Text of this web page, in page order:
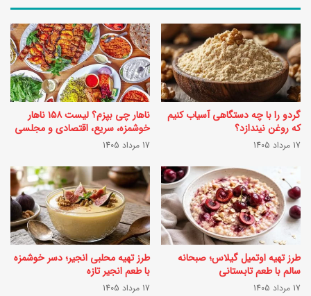
م
ل
ا
غ
ر
ی
7
و
ز
ه
(
ر
ی
ت
ک
ن
ن
د
ط
ب
ی
ع
ی
گردو را با چه دستگاهی آسیاب کنیم
که روغن نیندازد؟
17 مرداد 1405
ناهار چی بپزم؟ لیست ۱۵۸ ناهار
خوشمزه، سریع، اقتصادی و مجلسی
17 مرداد 1405
طرز تهیه اوتمیل گیلاس؛ صبحانه
سالم با طعم تابستانی
17 مرداد 1405
طرز تهیه محلبی انجیر؛ دسر خوشمزه
با طعم انجیر تازه
17 مرداد 1405